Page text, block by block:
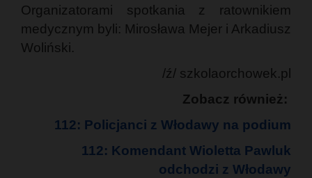
Organizatorami spotkania z ratownikiem
medycznym byli: Mirosława Mejer i Arkadiusz
Woliński.
/ź/ szkolaorchowek.pl
Zobacz również:
112: Policjanci z Włodawy na podium
112: Komendant Wioletta Pawluk
odchodzi z Włodawy